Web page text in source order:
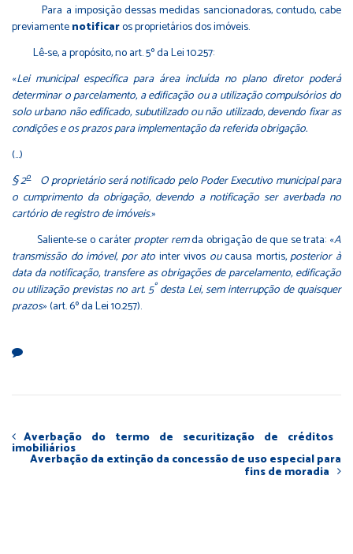
Para a imposição dessas medidas sancionadoras, contudo, cabe
previamentenotificaros proprietários dos imóveis.
Lê-se, a propósito, no art. 5º da Lei 10.257:
«Lei municipal específica para área incluída no plano diretor poderá
determinar o parcelamento, a edificação ou a utilização compulsórios do
solo urbano não edificado, subutilizado ou não utilizado, devendo fixar as
condições e os prazos para implementação da referida obrigação.
(…)
§ 2o
O proprietário será notificado pelo Poder Executivo municipal para
o cumprimento da obrigação, devendo a notificação ser averbada no
cartório de registro de imóveis.»
Saliente-se o caráterpropter remda obrigação de que se trata: «A
transmissão do imóvel, por ato inter vivos oucausa mortis, posterior à
data da notificação, transfere as obrigações de parcelamento, edificação
ou utilização previstas no art. 5º desta Lei, sem interrupção de quaisquer
prazos» (art. 6º da Lei 10.257).
Averbação do termo de securitização de créditos
imobiliários
Averbação da extinção da concessão de uso especial para
fins de moradia